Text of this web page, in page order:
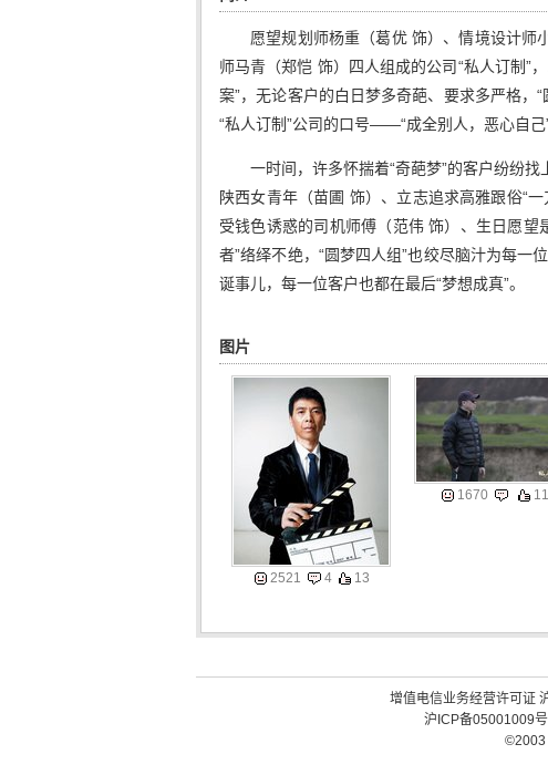
愿望规划师杨重（葛优 饰）、情境设计师
师马青（郑恺 饰）四人组成的公司“私人订制”
案”，无论客户的白日梦多奇葩、要求多严格，
“私人订制”公司的口号——“成全别人，恶心自己”
一时间，许多怀揣着“奇葩梦”的客户纷纷
陕西女青年（苗圃 饰）、立志追求高雅跟俗“
受钱色诱惑的司机师傅（范伟 饰）、生日愿
者”络绎不绝，“圆梦四人组”也绞尽脑汁为每
诞事儿，每一位客户也都在最后“梦想成真”。
图片
2521 4 13
1670 11
增值电信业务经营许可证
沪ICP备05001009号
©2003